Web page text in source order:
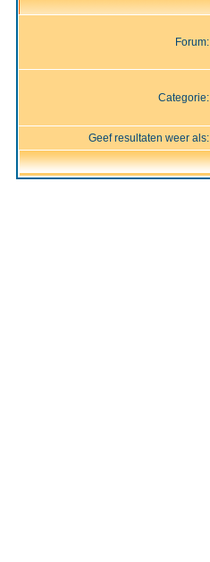
Forum:
Categorie:
Geef resultaten weer als: